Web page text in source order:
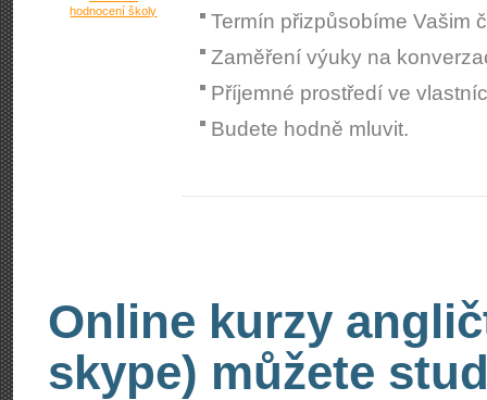
hodnocení školy
Termín přizpůsobíme Vašim
Zaměření výuky na
Příjemné prostředí ve
Budete hodně mluvit.
Online kurzy
skype) můžete